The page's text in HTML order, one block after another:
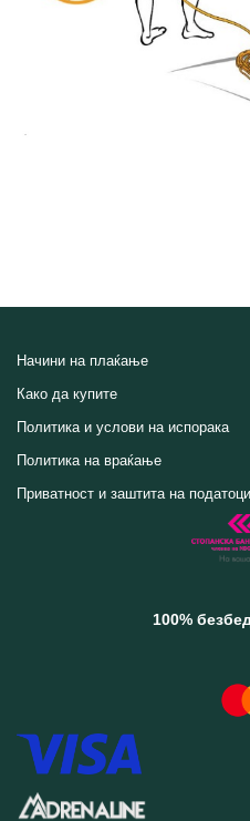
Начини на плаќање
Како да купите
Политика и услови на испорака
Политика на враќање
Приватност и заштита на податоци
100%